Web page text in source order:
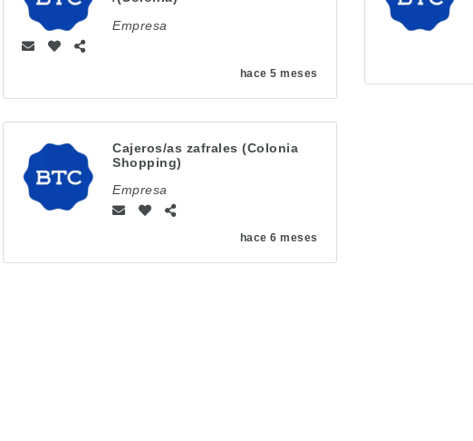
hace 5 meses
Empresa
Cajeros/as zafrales (Colonia
Shopping)
hace 6 meses
Empresa